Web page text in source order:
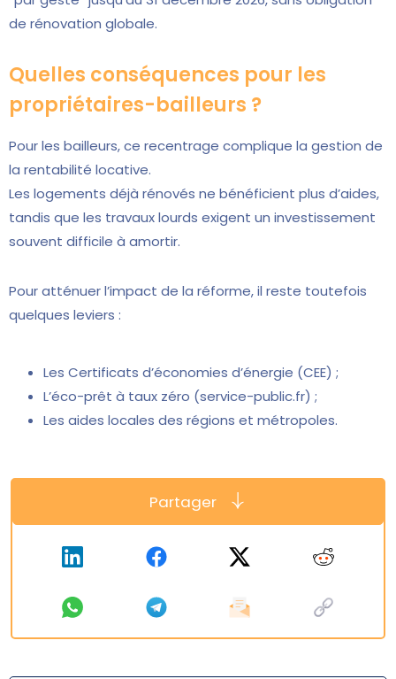
de rénovation globale.
Quelles conséquences pour les
propriétaires-bailleurs ?
Pour les bailleurs, ce recentrage complique la gestion de
la rentabilité locative.
Les logements déjà rénovés ne bénéficient plus d’aides,
tandis que les travaux lourds exigent un investissement
souvent difficile à amortir.
Pour atténuer l’impact de la réforme, il reste toutefois
quelques leviers :
Les Certificats d’économies d’énergie (CEE) ;
L’éco-prêt à taux zéro (service-public.fr) ;
Les aides locales des régions et métropoles.
Partager